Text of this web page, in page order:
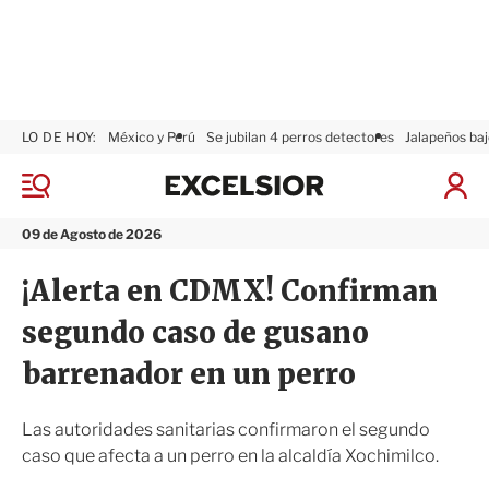
M
n
09 de Agosto de 2026
LO DE HOY: México y Perú Se jubilan 4 perros detectores Jalapeños
I
x
i
r
¡Alerta en CDMX! Confirman
segundo caso de gusano
barrenador en un perro
Las autoridades sanitarias confirmaron el segundo
caso que afecta a un perro en la alcaldía Xochimilco.